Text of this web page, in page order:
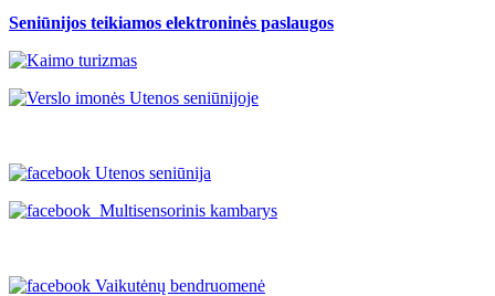
Seniūnijos teikiamos elektroninės paslaugos
Utenos seniūnija
Multisensorinis kambarys
Vaikutėnų bendruomenė